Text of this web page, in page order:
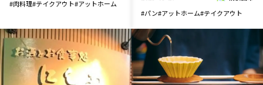
#肉料理#テイクアウト#アットホーム
#パン#アットホーム#テイクアウト